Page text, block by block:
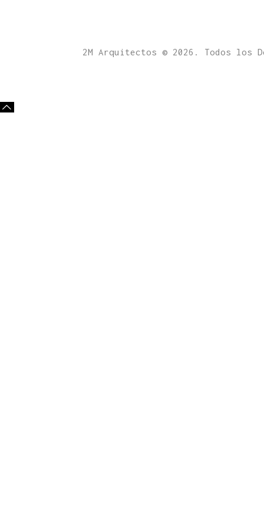
2M Arquitectos © 2026. Todos los